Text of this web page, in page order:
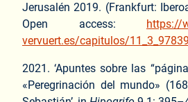
Jerusalén 2019. (Frankfurt:
Open access: https://
vervuert.es/capitulos/
2021. ‘Apuntes sobre las
«Peregrinación del mundo»